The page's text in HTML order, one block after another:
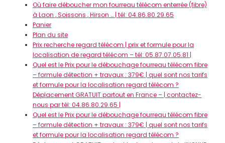
Où faire déboucher mon fourreau télécom enterrée (fibre)
à Laon , Soissons , Hirson … | tél: 04.86.80.29.65
Panier
Plan du site
Prix recherche regard télécom | prix et formule pour la
localisation de regard télécom – tél: 05.87.07.05.81 |
Quel est le Prix pour le débouchage fourreau télécom fibre
– formule détection + travaux : 379€ | quel sont nos tarifs
et formule pour la localisation regard télécom ?
Déplacement GRATUIT partout en France – | contactez-
nous par tél: 04.86.80.29.65 |
Quel est le Prix pour le débouchage fourreau télécom fibre
– formule détection + travaux : 379€ | quel sont nos tarifs
et formule pour la localisation regard télécom ?